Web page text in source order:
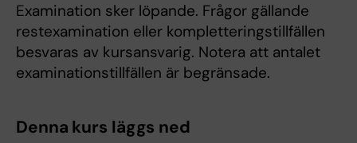
Examination sker löpande. Frågor gällande
restexamination eller kompletteringstillfällen
besvaras av kursansvarig. Notera att antalet
examinationstillfällen är begränsade.
Denna kurs läggs ned